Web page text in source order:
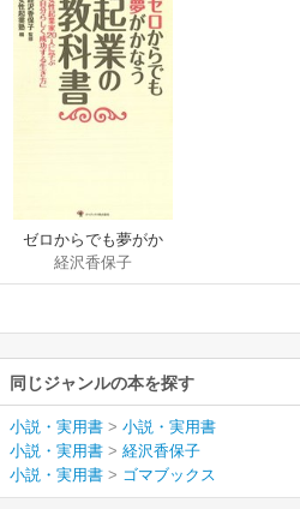
ゼロからでも夢がか
なう 起業の教科書
経沢香保子
同じジャンルの本を探す
小説・実用書 > 小説・実用書
小説・実用書 > 経沢香保子
小説・実用書 > ゴマブックス